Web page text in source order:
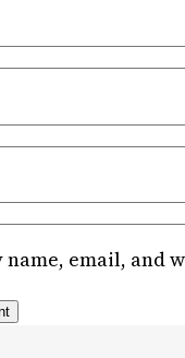
name, email,